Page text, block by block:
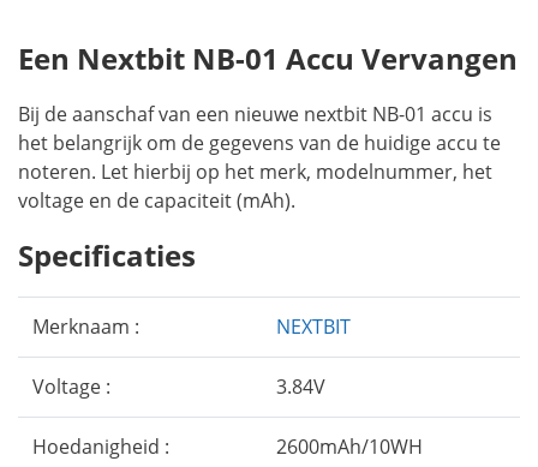
Een Nextbit NB-01 Accu Vervangen
Bij de aanschaf van een nieuwe nextbit NB-01 accu is
het belangrijk om de gegevens van de huidige accu te
noteren. Let hierbij op het merk, modelnummer, het
voltage en de capaciteit (mAh).
Specificaties
Merknaam : NEXTBIT
Voltage : 3.84V
Hoedanigheid : 2600mAh/10WH